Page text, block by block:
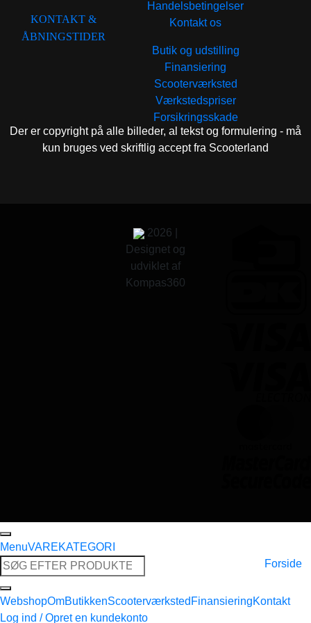
KONTAKT &
ÅBNINGSTIDER
Handelsbetingelser
Kontakt os
Butik og udstilling
Finansiering
Scooterværksted
Værkstedspriser
Forsikringsskade
Der er copyright på alle billeder, al tekst og formulering - må
kun bruges ved skriftlig accept fra Scooterland
2026 |
Designet og
udviklet af
Kompas360
MenuVAREKATEGORI
Søg
efter:
Forside
WebshopOmButikkenScooterværksted FinansieringKontakt
Log ind / Opret en kundekonto